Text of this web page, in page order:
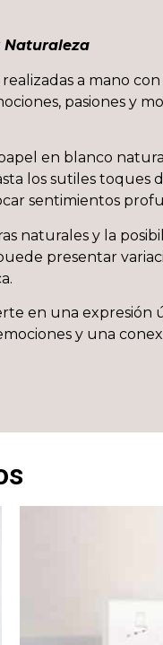
Naturaleza
a mano
pasiones y
en blanco
los sutiles toques
sentimientos
naturales y la
presentar
en una expresión
y una